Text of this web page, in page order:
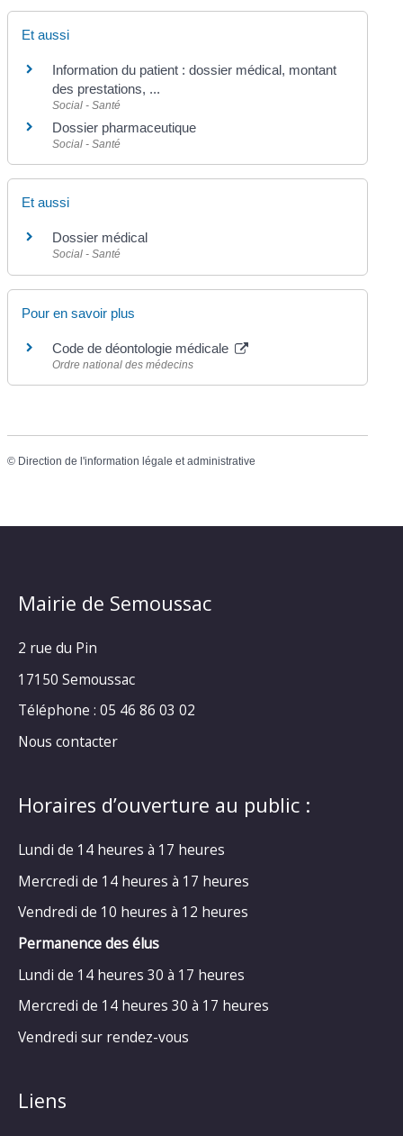
Et aussi
Information du patient : dossier médical, montant
des prestations, ...
Social - Santé
Dossier pharmaceutique
Social - Santé
Et aussi
Dossier médical
Social - Santé
Pour en savoir plus
Code de déontologie médicale
Ordre national des médecins
© Direction de l'information légale et administrative
Mairie de Semoussac
2 rue du Pin
17150 Semoussac
Téléphone : 05 46 86 03 02
Nous contacter
Horaires d’ouverture au public :
Lundi de 14 heures à 17 heures
Mercredi de 14 heures à 17 heures
Vendredi de 10 heures à 12 heures
Permanence des élus
Lundi de 14 heures 30 à 17 heures
Mercredi de 14 heures 30 à 17 heures
Vendredi sur rendez-vous
Liens